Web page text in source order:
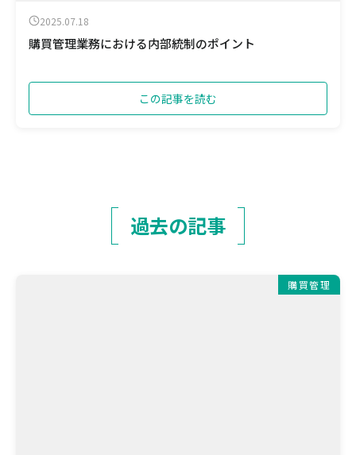
2025.07.18
購買管理業務における内部統制のポイント
この記事を読む
過去の記事
購買管理